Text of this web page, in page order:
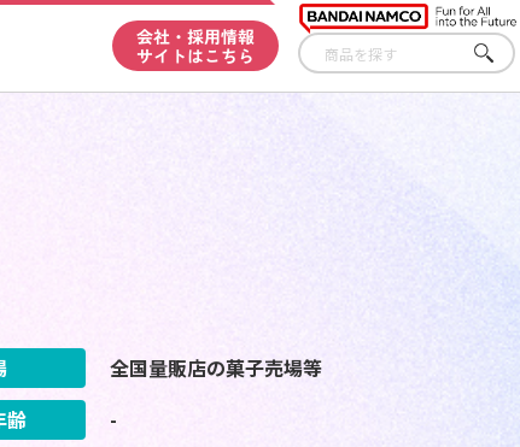
会社・採用情報
サイトはこちら
さが
す
全国量販店の菓子売場等
齢 -